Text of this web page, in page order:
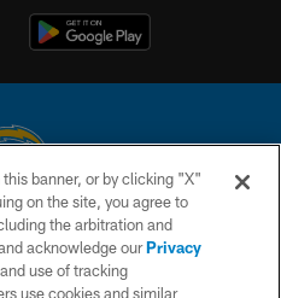
All rights reserved. This website
of the National Football League.
US
banner, or by clicking "X"
on the site, you agree to
the arbitration and
acknowledge ourPrivacy
use of tracking
use cookies and similar